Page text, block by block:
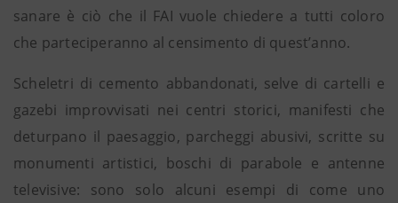
sanare è ciò che il FAI vuole chiedere a tutti coloro
che parteciperanno al censimento di quest’anno.
Scheletri di cemento abbandonati, selve di cartelli e
gazebi improvvisati nei centri storici, manifesti che
deturpano il paesaggio, parcheggi abusivi, scritte su
monumenti artistici, boschi di parabole e antenne
televisive: sono solo alcuni esempi di come uno